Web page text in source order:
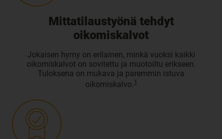
Mittatilaustyönä tehdyt
oikomiskalvot
Jokaisen hymy on erilainen, minkä vuoksi kaikki
oikomiskalvot on sovitettu ja muotoiltu erikseen.
Tuloksena on mukava ja paremmin istuva
oikomiskalvo.1